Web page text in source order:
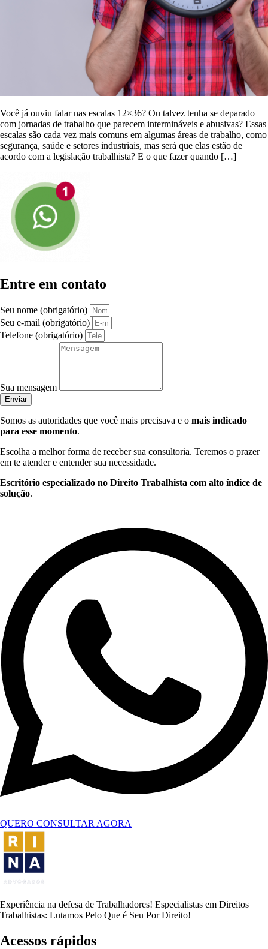
Você já ouviu falar nas escalas 12×36? Ou talvez tenha se deparado
com jornadas de trabalho que parecem intermináveis e abusivas? Essas
escalas são cada vez mais comuns em algumas áreas de trabalho, como
segurança, saúde e setores industriais, mas será que elas estão de
acordo com a legislação trabalhista? E o que fazer quando […]
Entre em contato
Seu nome (obrigatório)
Seu e-mail (obrigatório)
Telefone (obrigatório)
Sua mensagem
Enviar
Somos as autoridades que você mais precisava e o mais indicado
para esse momento.
Escolha a melhor forma de receber sua consultoria. Teremos o prazer
em te atender e entender sua necessidade.
Escritório especializado no Direito Trabalhista com alto índice de
solução.
QUERO CONSULTAR AGORA
Experiência na defesa de Trabalhadores! Especialistas em Direitos
Trabalhistas: Lutamos Pelo Que é Seu Por Direito!
Acessos rápidos